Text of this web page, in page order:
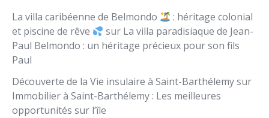
La villa caribéenne de Belmondo
: héritage colonial
et piscine de rêve
sur La villa paradisiaque de Jean-
Paul Belmondo : un héritage précieux pour son fils
Paul
Découverte de la Vie insulaire à Saint-Barthélemysur
Immobilier à Saint-Barthélemy : Les meilleures
opportunités sur l’île